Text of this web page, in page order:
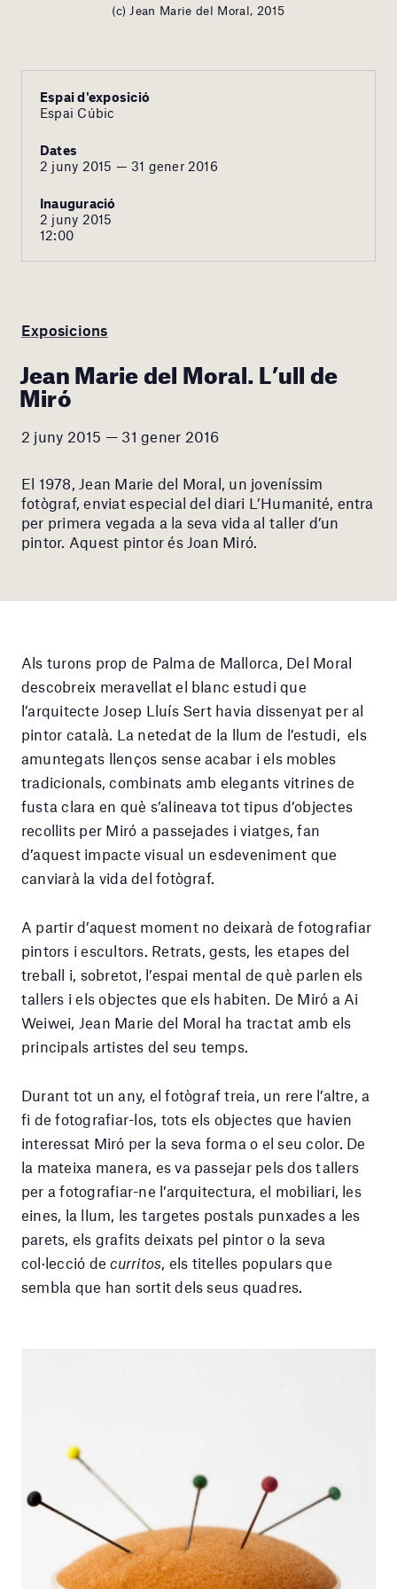
(c) Jean Marie del Moral, 2015
Espai d'exposició
Espai Cúbic
Dates
2 juny 2015 — 31 gener 2016
Inauguració
2 juny 2015
12:00
Exposicions
Jean Marie del Moral. L’ull de
Miró
2 juny 2015 — 31 gener 2016
El 1978, Jean Marie del Moral, un joveníssim
fotògraf, enviat especial del diari L’Humanité, entra
per primera vegada a la seva vida al taller d’un
pintor. Aquest pintor és Joan Miró.
Als turons prop de Palma de Mallorca, Del Moral
descobreix meravellat el blanc estudi que
l’arquitecte Josep Lluís Sert havia dissenyat per al
pintor català. La netedat de la llum de l’estudi, els
amuntegats llenços sense acabar i els mobles
tradicionals, combinats amb elegants vitrines de
fusta clara en què s’alineava tot tipus d’objectes
recollits per Miró a passejades i viatges, fan
d’aquest impacte visual un esdeveniment que
canviarà la vida del fotògraf.
A partir d’aquest moment no deixarà de fotografiar
pintors i escultors. Retrats, gests, les etapes del
treball i, sobretot, l’espai mental de què parlen els
tallers i els objectes que els habiten. De Miró a Ai
Weiwei, Jean Marie del Moral ha tractat amb els
principals artistes del seu temps.
Durant tot un any, el fotògraf treia, un rere l’altre, a
fi de fotografiar-los, tots els objectes que havien
interessat Miró per la seva forma o el seu color. De
la mateixa manera, es va passejar pels dos tallers
per a fotografiar-ne l’arquitectura, el mobiliari, les
eines, la llum, les targetes postals punxades a les
parets, els grafits deixats pel pintor o la seva
col·lecció decurritos , els titelles populars que
sembla que han sortit dels seus quadres.